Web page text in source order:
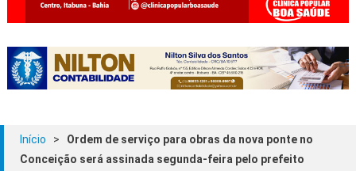
Início >
Ordem de serviço para obras da nova ponte no
Conceição será assinada segunda-feira pelo prefeito